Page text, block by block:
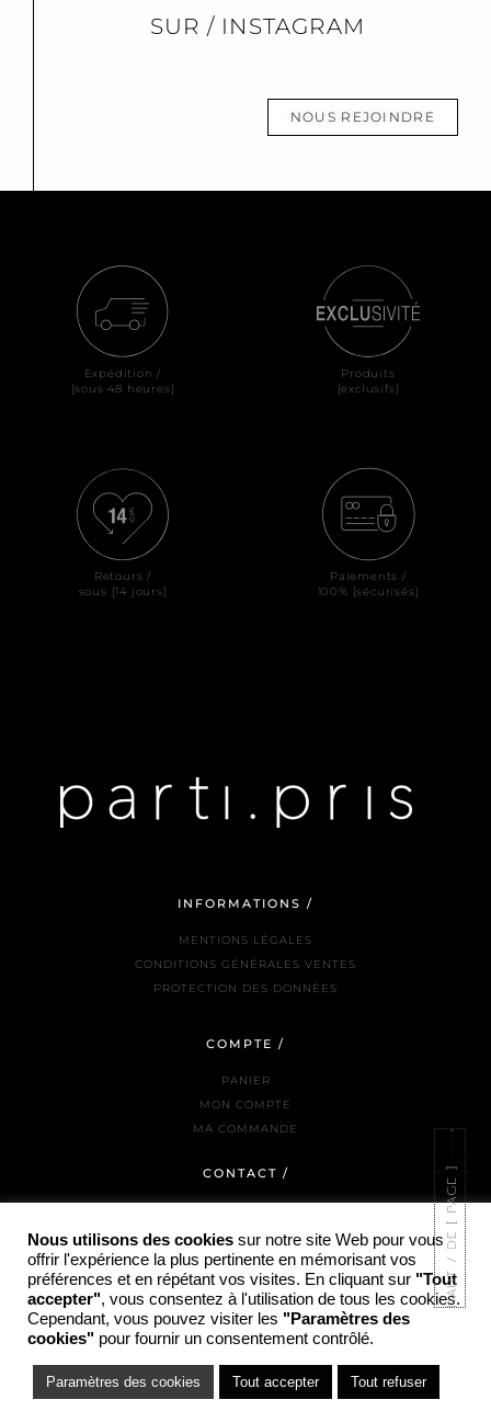
SUR / INSTAGRAM
NOUS REJOINDRE
Expédition /
[sous 48 heures]
Produits
[exclusifs]
Retours /
sous [14 jours]
Paiements /
100% [sécurisés]
INFORMATIONS /
MENTIONS LÉGALES
CONDITIONS GÉNÉRALES VENTES
PROTECTION DES DONNÉES
COMPTE /
PANIER
MON COMPTE
MA COMMANDE
CONTACT /
LA BOUTIQUE
INSTAGRAM
Nous utilisons des cookies sur notre site Web pour vous
offrir l'expérience la plus pertinente en mémorisant vos
préférences et en répétant vos visites. En cliquant sur "Tout
accepter", vous consentez à l'utilisation de tous les cookies.
Cependant, vous pouvez visiter les "Paramètres des
cookies" pour fournir un consentement contrôlé.
Paramètres des cookies Tout accepter Tout refuser